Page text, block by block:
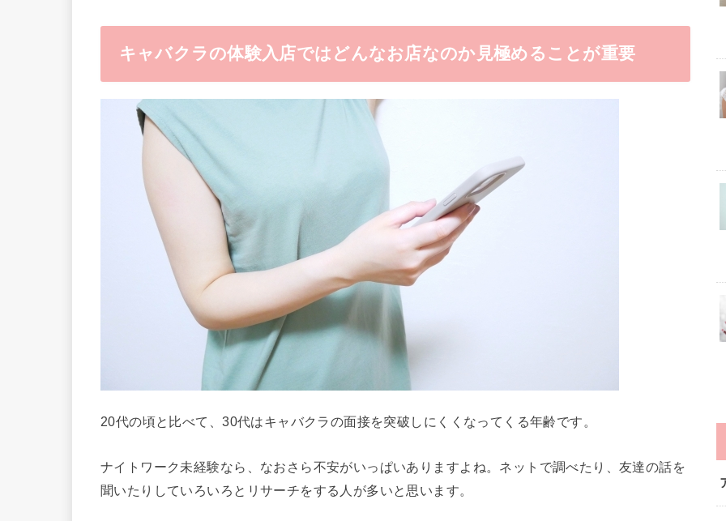
キャバクラの体験入店ではどんなお店なのか見極めることが重要
20代の頃と比べて、30代はキャバクラの面接を突破しにくくなってくる年齢です。
ナイトワーク未経験なら、なおさら不安がいっぱいありますよね。ネットで調べたり、友達の話を
聞いたりしていろいろとリサーチをする人が多いと思います。